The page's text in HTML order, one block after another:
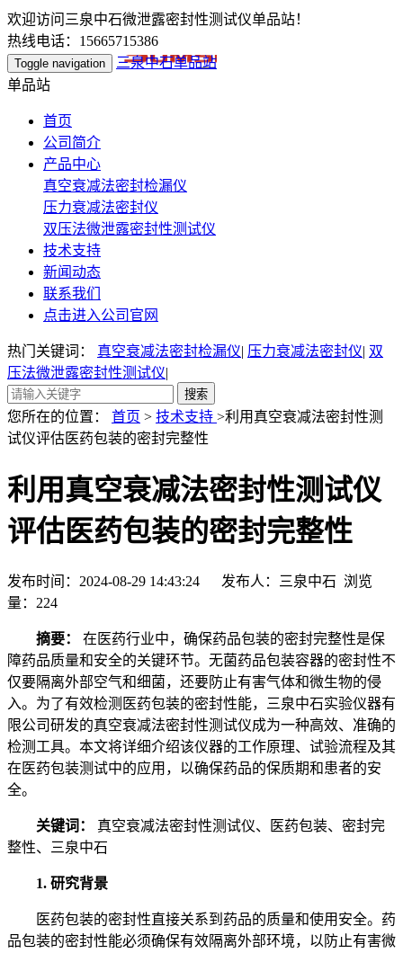
欢迎访问三泉中石微泄露密封性测试仪单品站！
热线电话：15665715386
Toggle navigation
三泉中石单品站
单品站
首页
公司简介
产品中心
真空衰减法密封检漏仪
压力衰减法密封仪
双压法微泄露密封性测试仪
技术支持
新闻动态
联系我们
点击进入公司官网
热门关键词： 真空衰减法密封检漏仪| 压力衰减法密封仪| 双
压法微泄露密封性测试仪|
您所在的位置： 首页 > 技术支持 >利用真空衰减法密封性测
试仪评估医药包装的密封完整性
利用真空衰减法密封性测试仪
评估医药包装的密封完整性
发布时间：2024-08-29 14:43:24 发布人：三泉中石 浏览
量： 224
摘要： 在医药行业中，确保药品包装的密封完整性是保
障药品质量和安全的关键环节。无菌药品包装容器的密封性不
仅要隔离外部空气和细菌，还要防止有害气体和微生物的侵
入。为了有效检测医药包装的密封性能，三泉中石实验仪器有
限公司研发的真空衰减法密封性测试仪成为一种高效、准确的
检测工具。本文将详细介绍该仪器的工作原理、试验流程及其
在医药包装测试中的应用，以确保药品的保质期和患者的安
全。
关键词： 真空衰减法密封性测试仪、医药包装、密封完
整性、三泉中石
1. 研究背景
医药包装的密封性直接关系到药品的质量和使用安全。药
品包装的密封性能必须确保有效隔离外部环境，以防止有害微